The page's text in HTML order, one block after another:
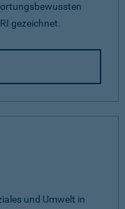
gezeichnet.
und Umwelt in